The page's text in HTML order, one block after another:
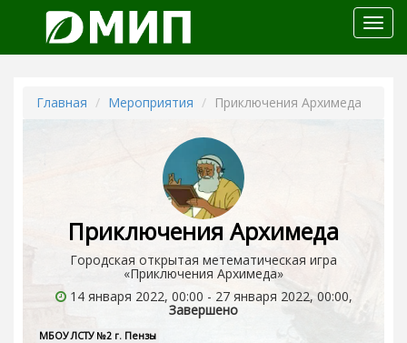
меню
Главная Мероприятия Приключения Архимеда
Приключения Архимеда
Городская открытая метематическая игра
«Приключения Архимеда»
14 января 2022, 00:00 - 27 января 2022, 00:00,
Завершено
МБОУ ЛСТУ №2 г. Пензы